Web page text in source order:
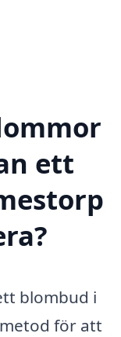
ett
blombud i
för att